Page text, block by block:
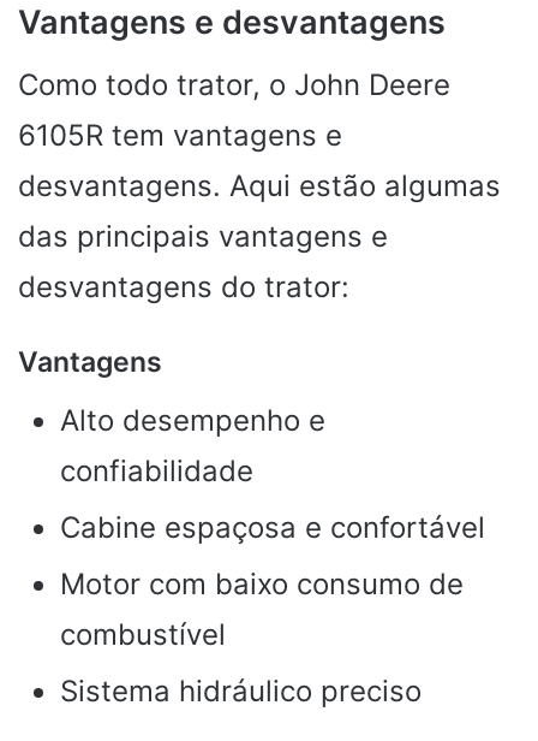
Vantagens e desvantagens
Como todo trator, o John Deere
6105R tem vantagens e
desvantagens. Aqui estão algumas
das principais vantagens e
desvantagens do trator:
Vantagens
Alto desempenho e
confiabilidade
Cabine espaçosa e confortável
Motor com baixo consumo de
combustível
Sistema hidráulico preciso